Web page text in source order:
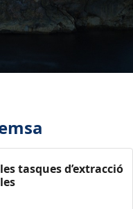
tasques d’extracció